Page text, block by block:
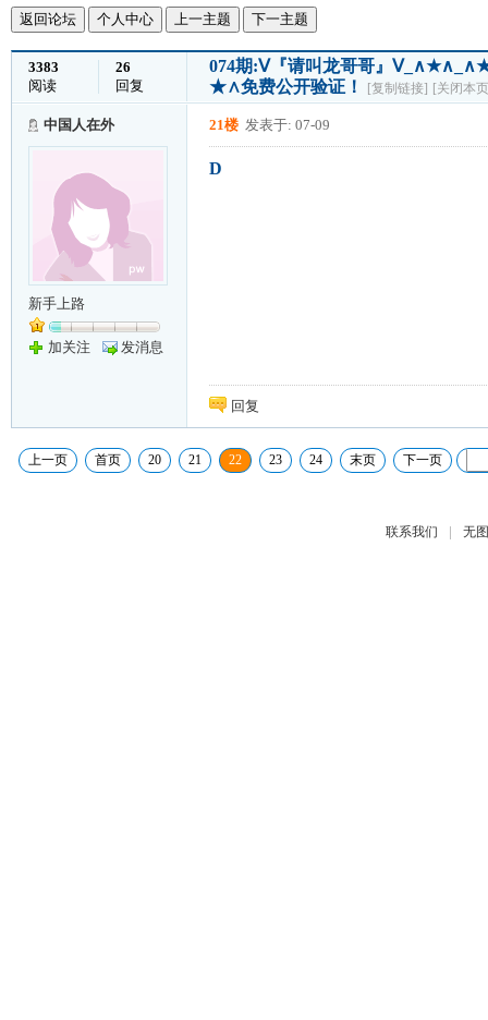
返回论坛 个人中心 上一主题 下一主题
3383
阅读
26
回复
074期:Ⅴ『请叫龙哥哥』
★∧免费公开验证！
[复制链接] [关闭本
中国人在外
新手上路
加关注 发消息
21楼 发表于: 07-09
D
回复
上一页 首页 20 21 22 23 24 末页 下一页
联系我们 | 无